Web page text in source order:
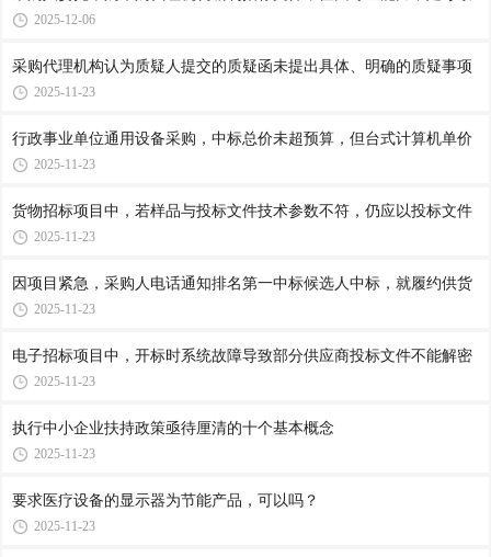
2025-12-06
采购代理机构认为质疑人提交的质疑函未提出具体、明确的质疑事项
2025-11-23
行政事业单位通用设备采购，中标总价未超预算，但台式计算机单价
2025-11-23
货物招标项目中，若样品与投标文件技术参数不符，仍应以投标文件
2025-11-23
因项目紧急，采购人电话通知排名第一中标候选人中标，就履约供货
2025-11-23
电子招标项目中，开标时系统故障导致部分供应商投标文件不能解密
2025-11-23
执行中小企业扶持政策亟待厘清的十个基本概念
2025-11-23
要求医疗设备的显示器为节能产品，可以吗？
2025-11-23